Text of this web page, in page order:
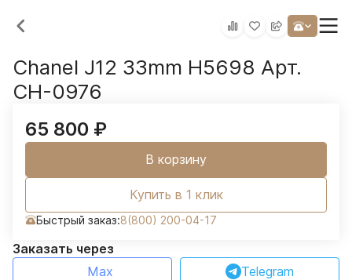
Chanel J12 33mm H5698 Арт.
CH-0976
65 800 ₽
В корзину
Купить в 1 клик
Быстрый заказ:8(800) 200-04-17
Заказать через
Max
Telegram